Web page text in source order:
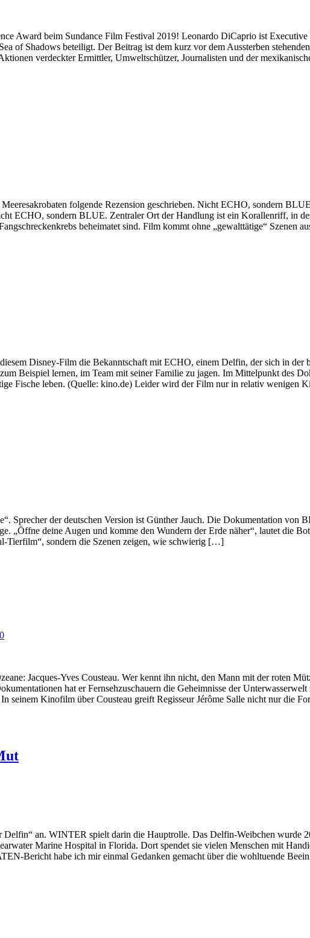
Award beim Sundance Film Festival 2019! Leonardo DiCaprio ist
of Shadows beteiligt. Der Beitrag ist dem kurz vor dem Aussterben
verdeckter Ermittler, Umweltschützer, Journalisten und der
folgende Rezension geschrieben. Nicht ECHO, sondern
ECHO, sondern BLUE. Zentraler Ort der Handlung ist ein Korallenriff, in
beheimatet sind. Film kommt ohne „gewalttätige“
Disney-Film die Bekanntschaft mit ECHO, einem Delfin, der sich in der
Beispiel lernen, im Team mit seiner Familie zu jagen. Im Mittelpunkt des
Fische leben. (Quelle: kino.de) Leider wird der Film nur in relativ wenigen
Sprecher der deutschen Version ist Günther Jauch. Die Dokumentation von
„Öffne deine Augen und komme den Wundern der Erde näher“, lautet die
Tierfilm“, sondern die Szenen zeigen, wie schwierig […]
0
Jacques-Yves Cousteau. Wer kennt ihn nicht, den Mann mit der roten
hat er Fernsehzuschauern die Geheimnisse der
seinem Kinofilm über Cousteau greift Regisseur Jérôme Salle nicht nur die
an. WINTER spielt darin die Hauptrolle. Das Delfin-Weibchen wurde
Marine Hospital in Florida. Dort spendet sie vielen Menschen mit
Bericht habe ich mir einmal Gedanken gemacht über die wohltuende